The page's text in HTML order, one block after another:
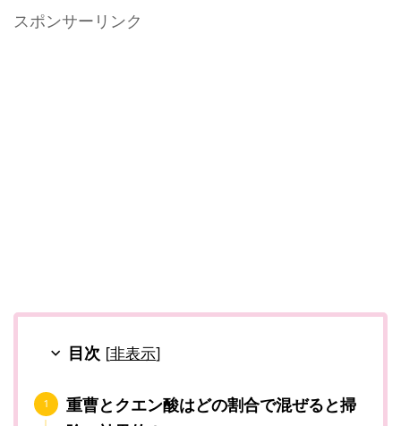
スポンサーリンク
目次 [非表示]
重曹とクエン酸はどの割合で混ぜると掃